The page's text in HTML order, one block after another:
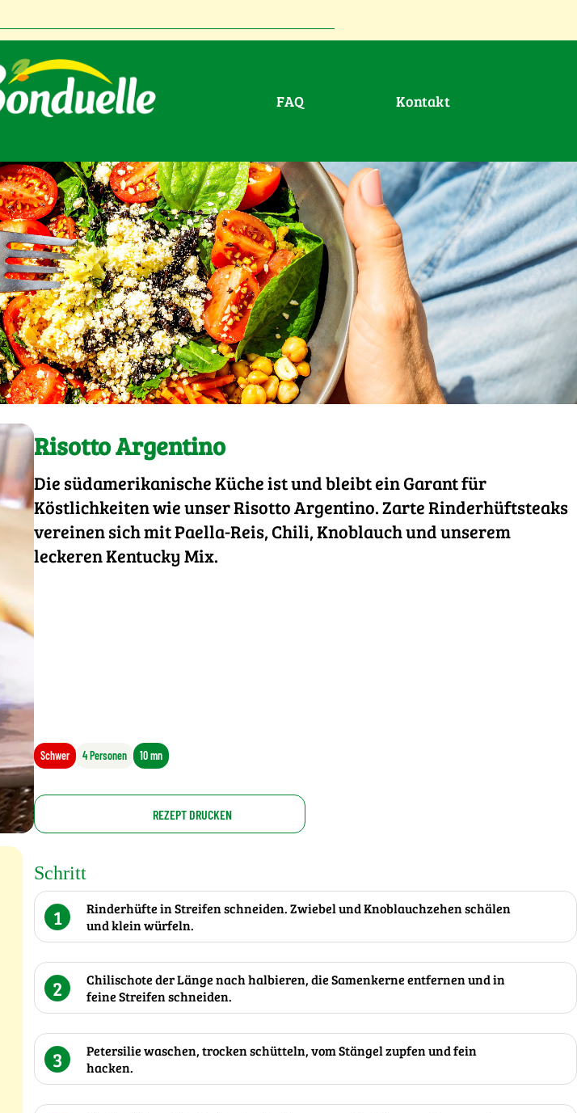
FAQ Kontakt
Risotto Argentino
Die südamerikanische Küche ist und bleibt ein Garant für
Köstlichkeiten wie unser Risotto Argentino. Zarte Rinderhüftsteaks
vereinen sich mit Paella-Reis, Chili, Knoblauch und unserem
leckeren Kentucky Mix.
Schwer 4 Personen 10 mn
REZEPT DRUCKEN
Schritt
1
Rinderhüfte in Streifen schneiden. Zwiebel und Knoblauchzehen schälen
und klein würfeln.
2
Chilischote der Länge nach halbieren, die Samenkerne entfernen und in
feine Streifen schneiden.
3
Petersilie waschen, trocken schütteln, vom Stängel zupfen und fein
hacken.